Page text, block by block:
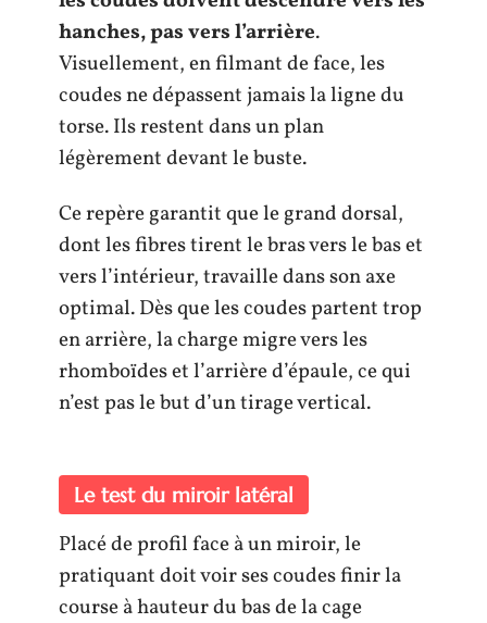
hanches, pas vers l’arrière.
Visuellement, en filmant de face, les
coudes ne dépassent jamais la ligne du
torse. Ils restent dans un plan
légèrement devant le buste.
Ce repère garantit que le grand dorsal,
dont les fibres tirent le bras vers le bas et
vers l’intérieur, travaille dans son axe
optimal. Dès que les coudes partent trop
en arrière, la charge migre vers les
rhomboïdes et l’arrière d’épaule, ce qui
n’est pas le but d’un tirage vertical.
Le test du miroir latéral
Placé de profil face à un miroir, le
pratiquant doit voir ses coudes finir la
course à hauteur du bas de la cage